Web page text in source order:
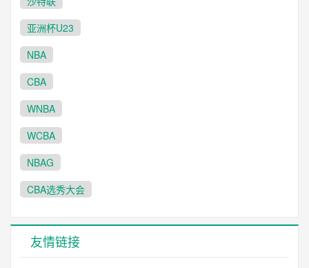
亚洲杯U23
NBA
CBA
WNBA
WCBA
NBAG
CBA选秀大会
友情链接